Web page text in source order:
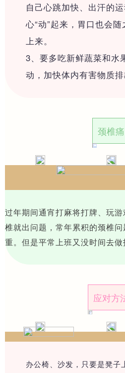
自己心跳加快、出汗的
心“动”起来，胃口也会
上来。
3、要多吃新鲜蔬菜和水
动，加快体内有害物质排
颈椎痛
过年期间通宵打麻将打牌、玩
椎就出问题，常年累积的颈椎
重。但是平常上班又没时间去做
应对方
办公椅、沙发，只要是凳子